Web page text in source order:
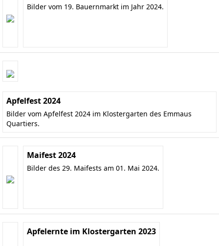
Bilder vom 19. Bauernmarkt im Jahr 2024.
Apfelfest 2024
Bilder vom Apfelfest 2024 im Klostergarten des Emmaus
Quartiers.
Maifest 2024
Bilder des 29. Maifests am 01. Mai 2024.
Apfelernte im Klostergarten 2023